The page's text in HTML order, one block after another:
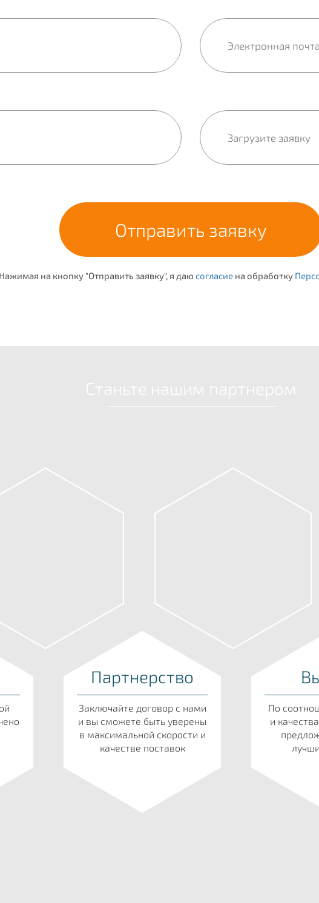
Нажимая на кнопку "Отправить заявку", я даю согласие на обработку
Партнерство
Заключайте договор с нами
и вы сможете быть уверены
в максимальной скорости и
качестве поставок
По
и